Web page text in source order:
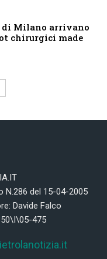
Milano arrivano
chirurgici made
N.286 del 15-04-2005
Davide Falco
475